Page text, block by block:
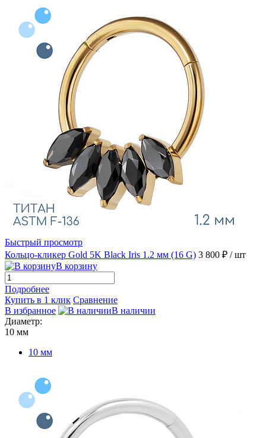
Быстрый просмотр
Кольцо-кликер Gold 5K Black Iris 1.2 мм (16 G) 3 800 ₽ / шт
В корзину
Подробнее
Купить в 1 клик Сравнение
В избранное
В наличии
Диаметр:
10 мм
10 мм